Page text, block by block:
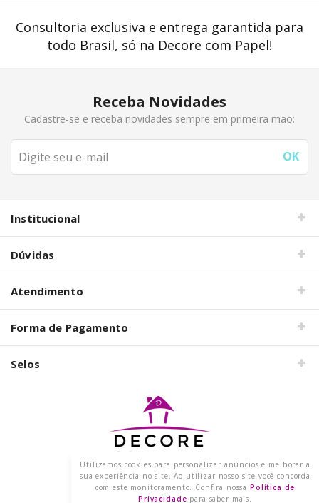
Consultoria exclusiva e entrega garantida para
todo Brasil, só na Decore com Papel!
Receba Novidades
Cadastre-se e receba novidades sempre em primeira mão:
Institucional
Dúvidas
Atendimento
Forma de Pagamento
Selos
Razão Social: DECORE COM PAPEL LTDA
CNPJ: 15.473.249/0001-91
2021 @ Todos os direitos reservados.
Utilizamos cookies para personalizar anúncios e melhorar a
sua experiência no site. Ao utilizar nosso site você concorda
com este monitoramento. Confira nossa Política de
Privacidade para saber mais.